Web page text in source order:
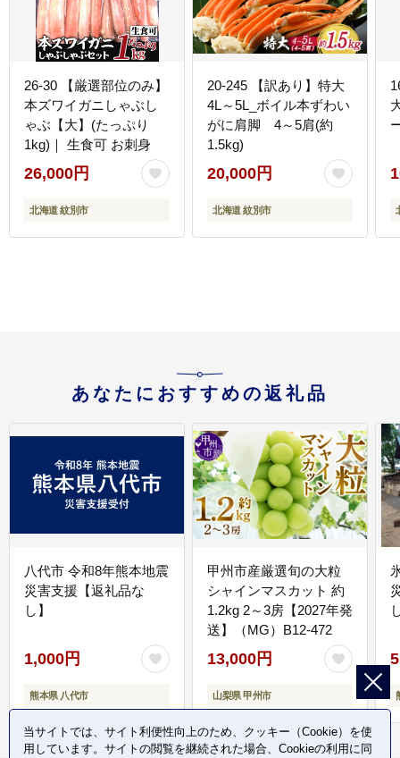
26-30 【厳選部位のみ】
本ズワイガニしゃぶし
ゃぶ【大】(たっぷり
1kg)｜ 生食可 お刺身
26,000円
北海道 紋別市
20-245 【訳あり】特大
4L～5L_ボイル本ずわい
がに肩脚 4～5肩(約
1.5kg)
20,000円
北海道 紋別市
あなたにおすすめの返礼品
八代市 令和8年熊本地震
災害支援【返礼品な
し】
1,000円
熊本県 八代市
甲州市産厳選旬の大粒
シャインマスカット 約
1.2kg 2～3房【2027年発
送】（MG）B12-472
13,000円
山梨県 甲州市
当サイトでは、サイト利便性向上のため、クッキー（Cookie）を使
用しています。サイトの閲覧を継続された場合、Cookieの利用に同